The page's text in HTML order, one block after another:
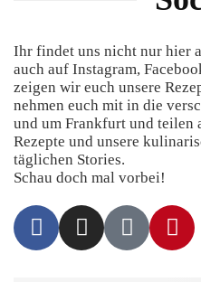
Ihr findet uns nicht nur hier
auch auf Instagram,
zeigen wir euch unsere
nehmen euch mit in die
und um Frankfurt und teilen
Rezepte und unsere
täglichen Stories.
Schau doch mal vorbei!